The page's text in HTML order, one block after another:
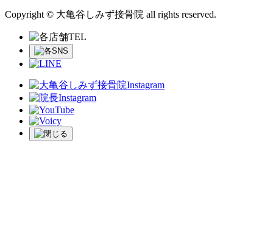
Copyright © 大亀谷しみず接骨院 all rights reserved.